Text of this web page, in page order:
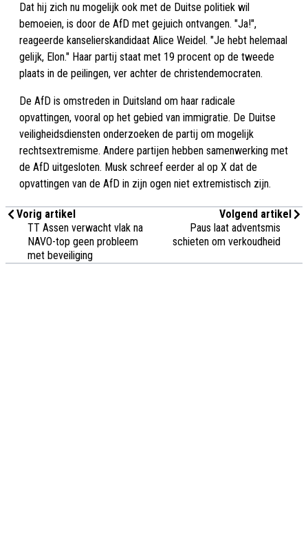
Dat hij zich nu mogelijk ook met de Duitse politiek wil
bemoeien, is door de AfD met gejuich ontvangen. "Ja!",
reageerde kanselierskandidaat Alice Weidel. "Je hebt helemaal
gelijk, Elon." Haar partij staat met 19 procent op de tweede
plaats in de peilingen, ver achter de christendemocraten.
De AfD is omstreden in Duitsland om haar radicale
opvattingen, vooral op het gebied van immigratie. De Duitse
veiligheidsdiensten onderzoeken de partij om mogelijk
rechtsextremisme. Andere partijen hebben samenwerking met
de AfD uitgesloten. Musk schreef eerder al op X dat de
opvattingen van de AfD in zijn ogen niet extremistisch zijn.
Vorig artikel
TT Assen verwacht vlak na
NAVO-top geen probleem
met beveiliging
Volgend artikel
Paus laat adventsmis
schieten om verkoudheid